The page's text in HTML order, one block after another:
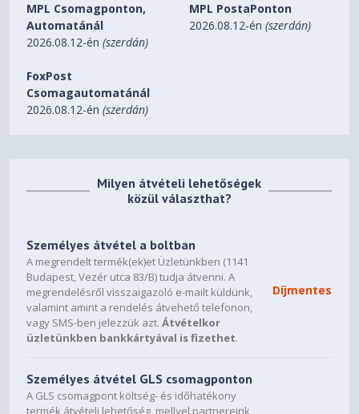
MPL Csomagponton,
Automatánál
2026.08.12-én(szerdán)
MPL PostaPonton
2026.08.12-én(szerdán)
FoxPost
Csomagautomatánál
2026.08.12-én(szerdán)
Milyen átvételi lehetőségek
közül választhat?
Személyes átvétel a boltban
A megrendelt termék(ek)et Üzletünkben (1141
Budapest, Vezér utca 83/B) tudja átvenni. A
megrendelésről visszaigazoló e-mailt küldünk,
valamint amint a rendelés átvehető telefonon,
vagy SMS-ben jelezzük azt.Átvételkor
üzletünkben bankkártyával is fizethet.
Díjmentes
Személyes átvétel GLS csomagponton
A GLS csomagpont költség- és időhatékony
termék átvételi lehetőség, mellyel partnereink